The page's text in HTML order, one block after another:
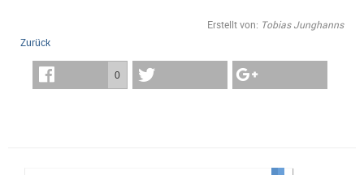
Erstellt von: Tobias Junghanns
Zurück
0